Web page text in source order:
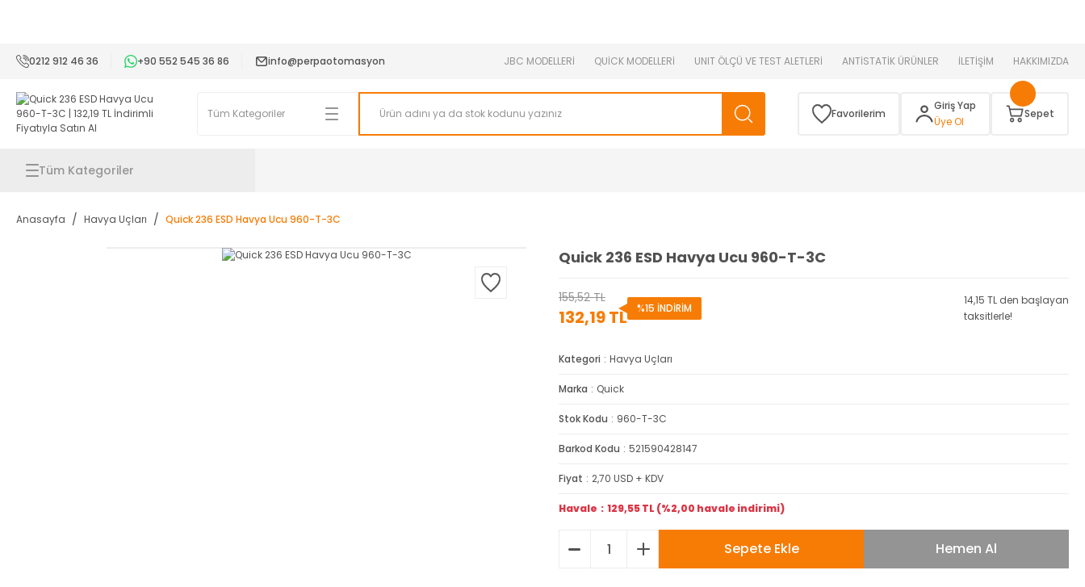
0212 912 46 36 +90 552 545 36 86 info@perpaotomasyon JBC MODELLERİ QUİCK MODELLERİ UNIT ÖLÇÜ VE TEST ALETLERİ ANTİSTATİK ÜRÜNLER İLETİŞİM HAKKIMIZDA
Favorilerim
Giriş Yap
Üye Ol
Sepet
Tüm Kategoriler
Anasayfa Havya Uçları Quick 236 ESD Havya Ucu 960-T-3C
Quick 236 ESD Havya Ucu 960-T-3C
155,52 TL
132,19 TL %15 İNDİRİM
14,15 TL den başlayan
taksitlerle!
Kategori Havya Uçları
Marka Quick
Stok Kodu 960-T-3C
Barkod Kodu 521590428147
Fiyat 2,70 USD + KDV
Havale 129,55 TL (%2,00 havale indirimi)
Sepete Ekle Hemen Al